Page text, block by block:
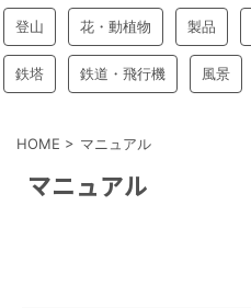
登山 花・動植物 製品
鉄塔 鉄道・飛行機 風景
HOME > マニュアル
マニュアル